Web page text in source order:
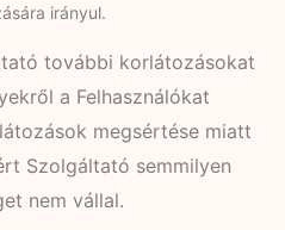
irányul.
további korlátozásokat
a Felhasználókat
megsértése miatt
Szolgáltató semmilyen
nem vállal.